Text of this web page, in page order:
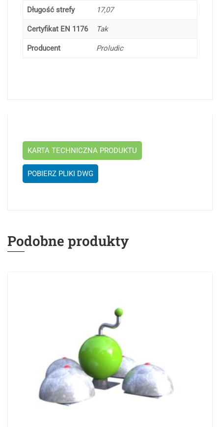
Długość strefy 17,07
Certyfikat EN 1176 Tak
Producent Proludic
KARTA TECHNICZNA PRODUKTU
POBIERZ PLIKI DWG
Podobne produkty